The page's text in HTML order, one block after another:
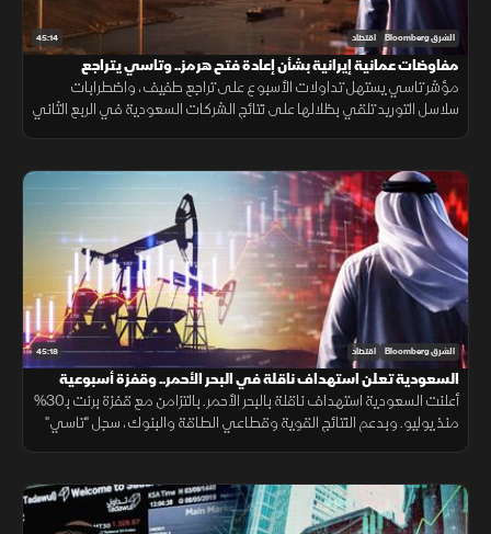
45:14 الشرق Bloomberg اقتصاد
مفاوضات عمانية إيرانية بشأن إعادة فتح هرمز.. وتاسي يتراجع
مؤشر تاسي يستهل تداولات الأسبوع على تراجع طفيف، واضطرابات
سلاسل التوريد تلقي بظلالها على نتائج الشركات السعودية في الربع الثاني
45:18 الشرق Bloomberg اقتصاد
السعودية تعلن استهداف ناقلة في البحر الأحمر.. وقفزة أسبوعية
لـ"تاسي"
أعلنت السعودية استهداف ناقلة بالبحر الأحمر. بالتزامن مع قفزة برنت بـ30%
منذ يوليو. وبدعم النتائج القوية وقطاعي الطاقة والبنوك، سجل "تاسي"